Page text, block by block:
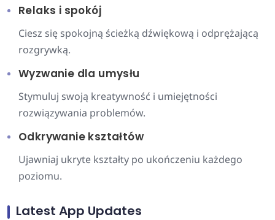
Relaks i spokój
Ciesz się spokojną ścieżką dźwiękową i odprężającą
rozgrywką.
Wyzwanie dla umysłu
Stymuluj swoją kreatywność i umiejętności
rozwiązywania problemów.
Odkrywanie kształtów
Ujawniaj ukryte kształty po ukończeniu każdego
poziomu.
Latest App Updates